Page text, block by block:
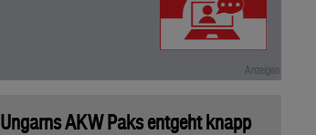
Ungarns AKW Paks entgeht knapp